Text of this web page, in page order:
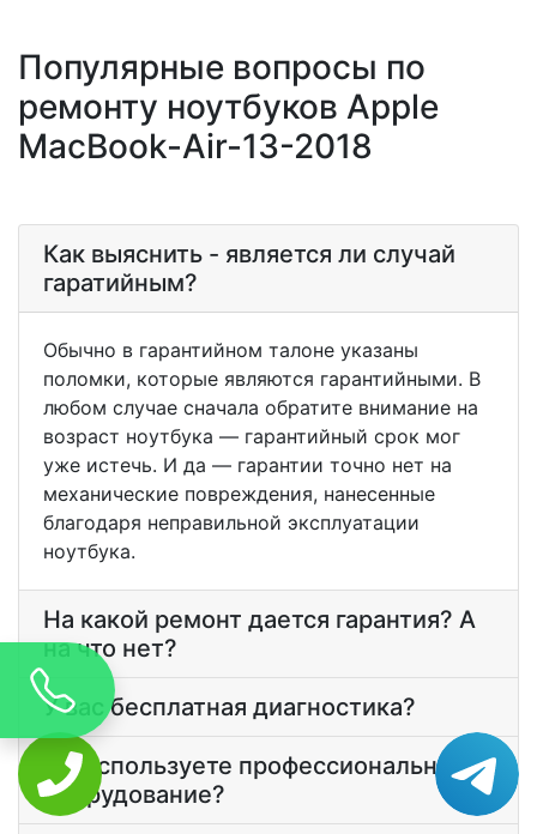
Популярные вопросы по
ремонту ноутбуков Apple
MacBook-Air-13-2018
Как выяснить - является ли случай
гаратийным?
Обычно в гарантийном талоне указаны
поломки, которые являются гарантийными. В
любом случае сначала обратите внимание на
возраст ноутбука — гарантийный срок мог
уже истечь. И да — гарантии точно нет на
механические повреждения, нанесенные
благодаря неправильной эксплуатации
ноутбука.
На какой ремонт дается гарантия? А
на что нет?
У вас бесплатная диагностика?
Вы используете профессиональное
оборудование?